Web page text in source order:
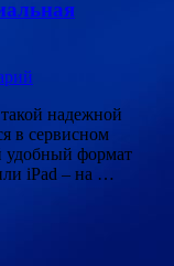
надежной
в сервисном
удобный формат
iPad – на …